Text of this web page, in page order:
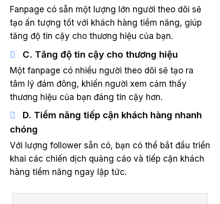
Fanpage có sẵn một lượng lớn người theo dõi sẽ
tạo ấn tượng tốt với khách hàng tiềm năng, giúp
tăng độ tin cậy cho thương hiệu của bạn.
C. Tăng độ tin cậy cho thương hiệu
Một fanpage có nhiều người theo dõi sẽ tạo ra
tâm lý đám đông, khiến người xem cảm thấy
thương hiệu của bạn đáng tin cậy hơn.
D. Tiềm năng tiếp cận khách hàng nhanh
chóng
Với lượng follower sẵn có, bạn có thể bắt đầu triển
khai các chiến dịch quảng cáo và tiếp cận khách
hàng tiềm năng ngay lập tức.